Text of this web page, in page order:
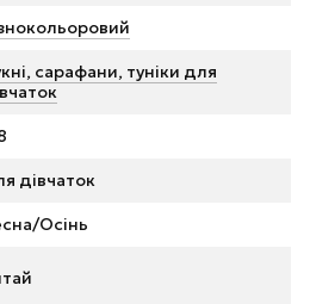
сарафани, туніки для
дівчаток
Осінь